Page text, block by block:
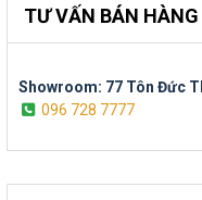
TƯ VẤN BÁN HÀNG
Showroom: 77 Tôn Đức
096 728 7777